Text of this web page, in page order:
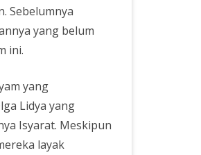
Sebelumnya
yang belum
ini.
yang
Lidya yang
Isyarat. Meskipun
layak